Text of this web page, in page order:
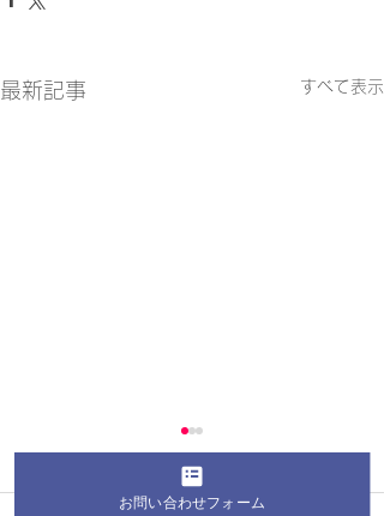
最新記事 すべて表示
お問い合わせフォーム